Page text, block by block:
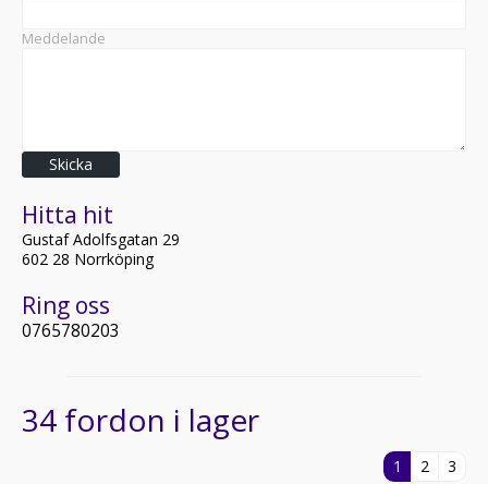
Meddelande
Skicka
Hitta hit
Gustaf Adolfsgatan 29
602 28 Norrköping
Ring oss
0765780203
34 fordon i lager
1 2 3